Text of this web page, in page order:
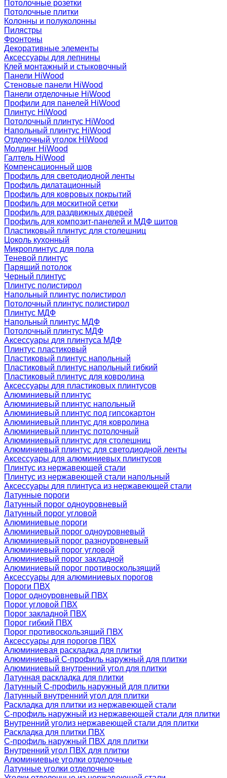
Потолочные розетки
Потолочные плитки
Колонны и полуколонны
Пилястры
Фронтоны
Декоративные элементы
Аксессуары для лепнины
Клей монтажный и стыковочный
Панели HiWood
Стеновые панели HiWood
Панели отделочные HiWood
Профили для панелей HiWood
Плинтус HiWood
Потолочный плинтус HiWood
Напольный плинтус HiWood
Отделочный уголок HiWood
Молдинг HiWood
Галтель HiWood
Компенсационный шов
Профиль для светодиодной ленты
Профиль дилатационный
Профиль для ковровых покрытий
Профиль для москитной сетки
Профиль для раздвижных дверей
Профиль для композит-панелей и МДФ щитов
Пластиковый плинтус для столешниц
Цоколь кухонный
Микроплинтус для пола
Теневой плинтус
Парящий потолок
Черный плинтус
Плинтус полистирол
Напольный плинтус полистирол
Потолочный плинтус полистирол
Плинтус МДФ
Напольный плинтус МДФ
Потолочный плинтус МДФ
Аксессуары для плинтуса МДФ
Плинтус пластиковый
Пластиковый плинтус напольный
Пластиковый плинтус напольный гибкий
Пластиковый плинтус для ковролина
Аксессуары для пластиковых плинтусов
Алюминиевый плинтус
Алюминиевый плинтус напольный
Алюминиевый плинтус под гипсокартон
Алюминиевый плинтус для ковролина
Алюминиевый плинтус потолочный
Алюминиевый плинтус для столешниц
Алюминиевый плинтус для светодиодной ленты
Аксессуары для алюминиевых плинтусов
Плинтус из нержавеющей стали
Плинтус из нержавеющей стали напольный
Аксессуары для плинтуса из нержавеющей стали
Латунные пороги
Латунный порог одноуровневый
Латунный порог угловой
Алюминиевые пороги
Алюминиевый порог одноуровневый
Алюминиевый порог разноуровневый
Алюминиевый порог угловой
Алюминиевый порог закладной
Алюминиевый порог противоскользящий
Аксессуары для алюминиевых порогов
Пороги ПВХ
Порог одноуровневый ПВХ
Порог угловой ПВХ
Порог закладной ПВХ
Порог гибкий ПВХ
Порог противоскользящий ПВХ
Аксессуары для порогов ПВХ
Алюминиевая раскладка для плитки
Алюминиевый С-профиль наружный для плитки
Алюминиевый внутренний угол для плитки
Латунная раскладка для плитки
Латунный С-профиль наружный для плитки
Латунный внутренний угол для плитки
Раскладка для плитки из нержавеющей стали
С-профиль наружный из нержавеющей стали для плитки
Внутренний уголиз нержавеющей стали для плитки
Раскладка для плитки ПВХ
С-профиль наружный ПВХ для плитки
Внутренний угол ПВХ для плитки
Алюминиевые уголки отделочные
Латунные уголки отделочные